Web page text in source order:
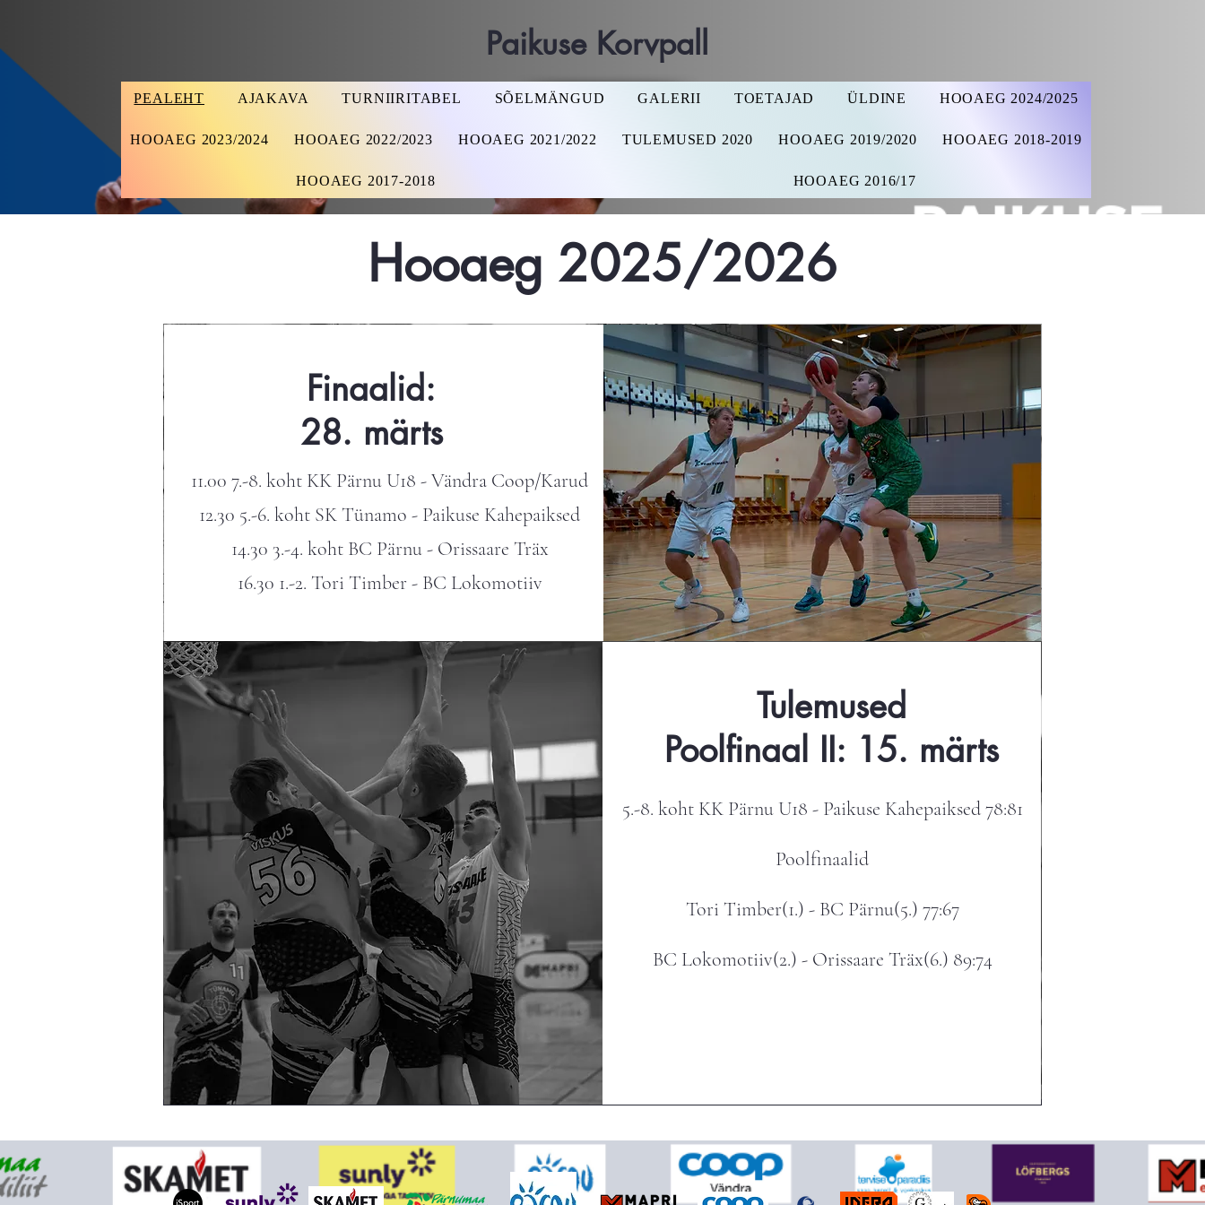
Paikuse Korvpall
PEALEHT AJAKAVA TURNIIRITABEL SÕELMÄNGUD GALERII TOETAJAD ÜLDINE HOOAEG 2024/2025
HOOAEG 2023/2024 HOOAEG 2022/2023 HOOAEG 2021/2022 TULEMUSED 2020 HOOAEG 2019/2020 HOOAEG 2018-2019
HOOAEG 2017-2018 HOOAEG 2016/17
Hooaeg 2025/2026
Finaalid:
28. märts
11.00 7.-8. koht KK Pärnu U18 - Vändra Coop/Karud
12.30 5.-6. koht SK Tünamo - Paikuse Kahepaiksed
14.30 3.-4. koht BC Pärnu - Orissaare Träx
16.30 1.-2. Tori Timber - BC Lokomotiiv
Tulemused
Poolfinaal II: 15. märts
5.-8. koht ​KK Pärnu U18 - Paikuse Kahepaiksed 78:81
Poolfinaalid​
Tori Timber(1.) - BC Pärnu(5.) 77:67
BC Lokomotiiv(2.) - Orissaare Träx(6.) 89:74